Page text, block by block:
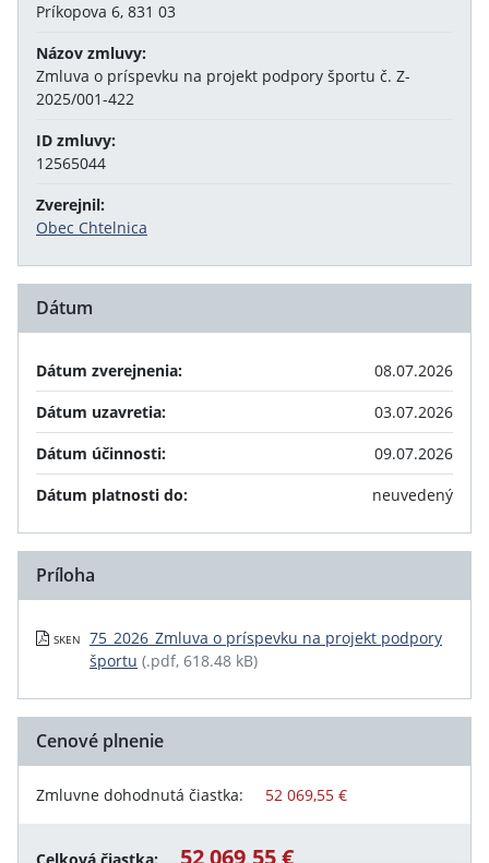
Príkopova 6, 831 03
Názov zmluvy:
Zmluva o príspevku na projekt podpory športu č. Z-
2025/001-422
ID zmluvy:
12565044
Zverejnil:
Obec Chtelnica
Dátum
Dátum zverejnenia:
08.07.2026
Dátum uzavretia:
03.07.2026
Dátum účinnosti:
09.07.2026
Dátum platnosti do:
neuvedený
Príloha
SKEN
75_2026_Zmluva o príspevku na projekt podpory
športu (.pdf, 618.48 kB)
Cenové plnenie
Zmluvne dohodnutá čiastka: 52 069,55 €
52 069,55 €